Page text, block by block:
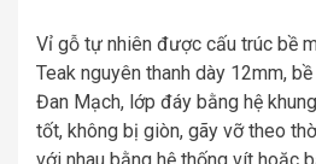
Vỉ gỗ tự nhiên được cấu trúc bề
Teak nguyên thanh dày 12mm,
Đan Mạch, lớp đáy bằng hệ
tốt, không bị giòn, gãy vỡ theo